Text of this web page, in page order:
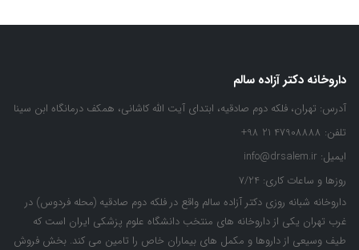
داروخانه دکتر آزاده سالم
آدرس: تهران، فلکه دوم صادقیه، ابتدای آیت الله کاشانی، همکف درمانگاه ابن سینا
تلفن: 47908888 21 98+
ایمیل: info@drsalem.ir
روزها و ساعات کاری: 7/24
داروخانه شبانه روزی دکتر آزاده سالم واقع در فلکه دوم صادقیه (محله فردوس) در
غرب تهران یکی از داروخانه های منتخب دانشگاه علوم پزشکی ایران است که
طیف وسیعی از داروها و مکمل های بیماران خاص را تامین می کند. بخش فروش